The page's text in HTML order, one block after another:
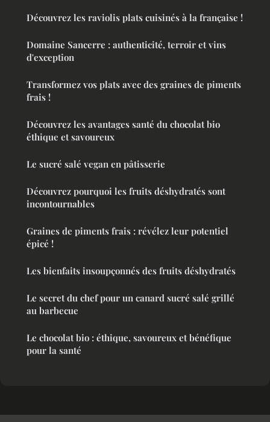
Découvrez les raviolis plats cuisinés à la française !
Domaine Sancerre : authenticité, terroir et vins
d'exception
Transformez vos plats avec des graines de piments
frais !
Découvrez les avantages santé du chocolat bio
éthique et savoureux
Le sucré salé vegan en pâtisserie
Découvrez pourquoi les fruits déshydratés sont
incontournables
Graines de piments frais : révélez leur potentiel
épicé !
Les bienfaits insoupçonnés des fruits déshydratés
Le secret du chef pour un canard sucré salé grillé
au barbecue
Le chocolat bio : éthique, savoureux et bénéfique
pour la santé